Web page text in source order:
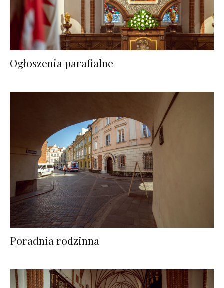
Ogłoszenia parafialne
Poradnia rodzinna